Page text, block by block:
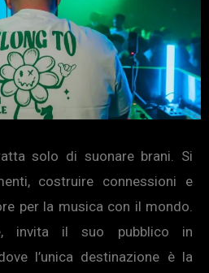
solo di suonare brani. Si
costruire connessioni e
per la musica con il mondo.
invita il suo pubblico in
l’unica destinazione è la